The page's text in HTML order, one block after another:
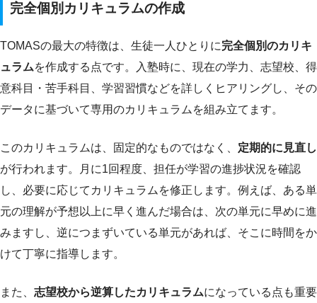
完全個別カリキュラムの作成
TOMASの最大の特徴は、生徒一人ひとりに完全個別のカリキ
ュラムを作成する点です。入塾時に、現在の学力、志望校、得
意科目・苦手科目、学習習慣などを詳しくヒアリングし、その
データに基づいて専用のカリキュラムを組み立てます。
このカリキュラムは、固定的なものではなく、 定期的に見直し
が行われます。月に1回程度、担任が学習の進捗状況を確認
し、必要に応じてカリキュラムを修正します。例えば、ある単
元の理解が予想以上に早く進んだ場合は、次の単元に早めに進
みますし、逆につまずいている単元があれば、そこに時間をか
けて丁寧に指導します。
また、 志望校から逆算したカリキュラムになっている点も重要